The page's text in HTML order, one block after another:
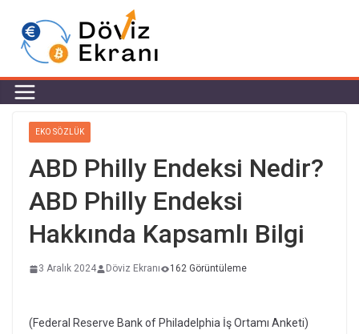
EKO SÖZLÜK
ABD Philly Endeksi Nedir?
ABD Philly Endeksi
Hakkında Kapsamlı Bilgi
3 Aralık 2024 Döviz Ekranı 162 Görüntüleme
(Federal Reserve Bank of Philadelphia İş Ortamı Anketi)